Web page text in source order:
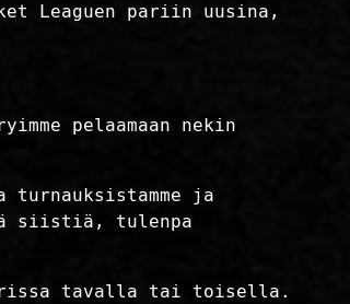
Leaguen pariin uusina,
pelaamaan nekin
ja
siistiä, tulenpa
tavalla tai toisella.